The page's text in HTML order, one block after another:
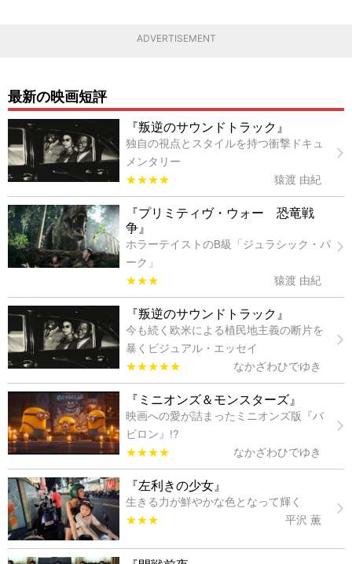
ADVERTISEMENT
最新の映画短評
『叛逆のサウンドトラック』
独自の視点とスタイルを持つ衝撃ドキュ
メンタリー
★★★★
猿渡 由紀
『プリミティヴ・ウォー 恐竜戦
争』
ホラーテイストのB級「ジュラシック・パ
ーク」
★★★
猿渡 由紀
『叛逆のサウンドトラック』
今も続く欧米による植民地主義の断片を
暴くビジュアル・エッセイ
★★★★★
なかざわひでゆき
『ミニオンズ＆モンスターズ』
映画への愛が詰まったミニオンズ版『バ
ビロン』!?
★★★★
なかざわひでゆき
『左利きの少女』
生きる力が鮮やかな色となって輝く
★★★
平沢 薫